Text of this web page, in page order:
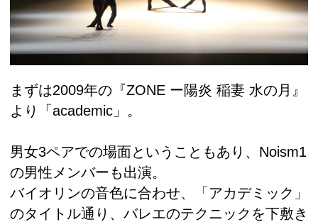
まずは2009年の『ZONE ー陽炎 稲妻 水の月』
より「academic」。
男女3ペアでの場面ということもあり、Noism1
の男性メンバーも出演。
バイオリンの音色に合わせ、「アカデミック」
のタイトル通り、バレエのテクニックを下敷き